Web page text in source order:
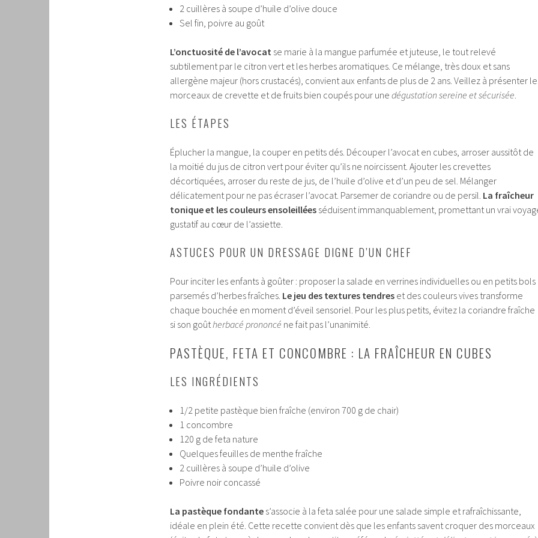
2 cuillères à soupe d’huile d’olive douce
Sel fin, poivre au goût
L’onctuosité de l’avocat se marie à la mangue parfumée et juteuse, le tout relevé
subtilement par le citron vert et les herbes aromatiques. Ce mélange, très doux et sans
allergène majeur (hors crustacés), convient aux enfants de plus de 2 ans. Veillez à présenter
morceaux de crevette et de fruits bien coupés pour une dégustation sereine et sécurisée.
LES ÉTAPES
Éplucher la mangue, la couper en petits dés. Découper l’avocat en cubes, arroser aussitôt de
la moitié du jus de citron vert pour éviter qu’ils ne noircissent. Ajouter les crevettes
décortiquées, arroser du reste de jus, de l’huile d’olive et d’un peu de sel. Mélanger
délicatement pour ne pas écraser l’avocat. Parsemer de coriandre ou de persil. La fraîcheur
tonique et les couleurs ensoleillées séduisent immanquablement, promettant un vrai
gustatif au cœur de l’assiette.
ASTUCES POUR UN DRESSAGE DIGNE D’UN CHEF
Pour inciter les enfants à goûter : proposer la salade en verrines individuelles ou en petits bols
parsemés d’herbes fraîches. Le jeu des textures tendres et des couleurs vives transforme
chaque bouchée en moment d’éveil sensoriel. Pour les plus petits, évitez la coriandre fraîche
si son goûtherbacé prononcé ne fait pas l’unanimité.
PASTÈQUE, FETA ET CONCOMBRE : LA FRAÎCHEUR EN CUBES
LES INGRÉDIENTS
1/2 petite pastèque bien fraîche (environ 700 g de chair)
1 concombre
120 g de feta nature
Quelques feuilles de menthe fraîche
2 cuillères à soupe d’huile d’olive
Poivre noir concassé
La pastèque fondante s’associe à la feta salée pour une salade simple et rafraîchissante,
idéale en plein été. Cette recette convient dès que les enfants savent croquer des morceaux